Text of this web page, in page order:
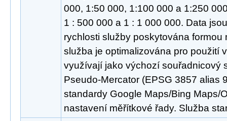
000, 1:50 000, 1:100 000 a 1:250
1 : 500 000 a 1 : 1 000 000. Data
rychlosti služby poskytována formou
služba je optimalizována pro použití
využívají jako výchozí souřadnicový
Pseudo-Mercator (EPSG 3857 alias
standardy Google Maps/Bing Maps/
nastavení měřítkové řady. Služba